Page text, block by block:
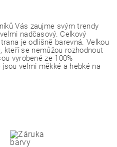
Vás zaujme svým trendy
nadčasový. Celkový
je odlišně barevná. Velkou
kteří se nemůžou rozhodnout
vyrobené ze 100%
velmi měkké a hebké na